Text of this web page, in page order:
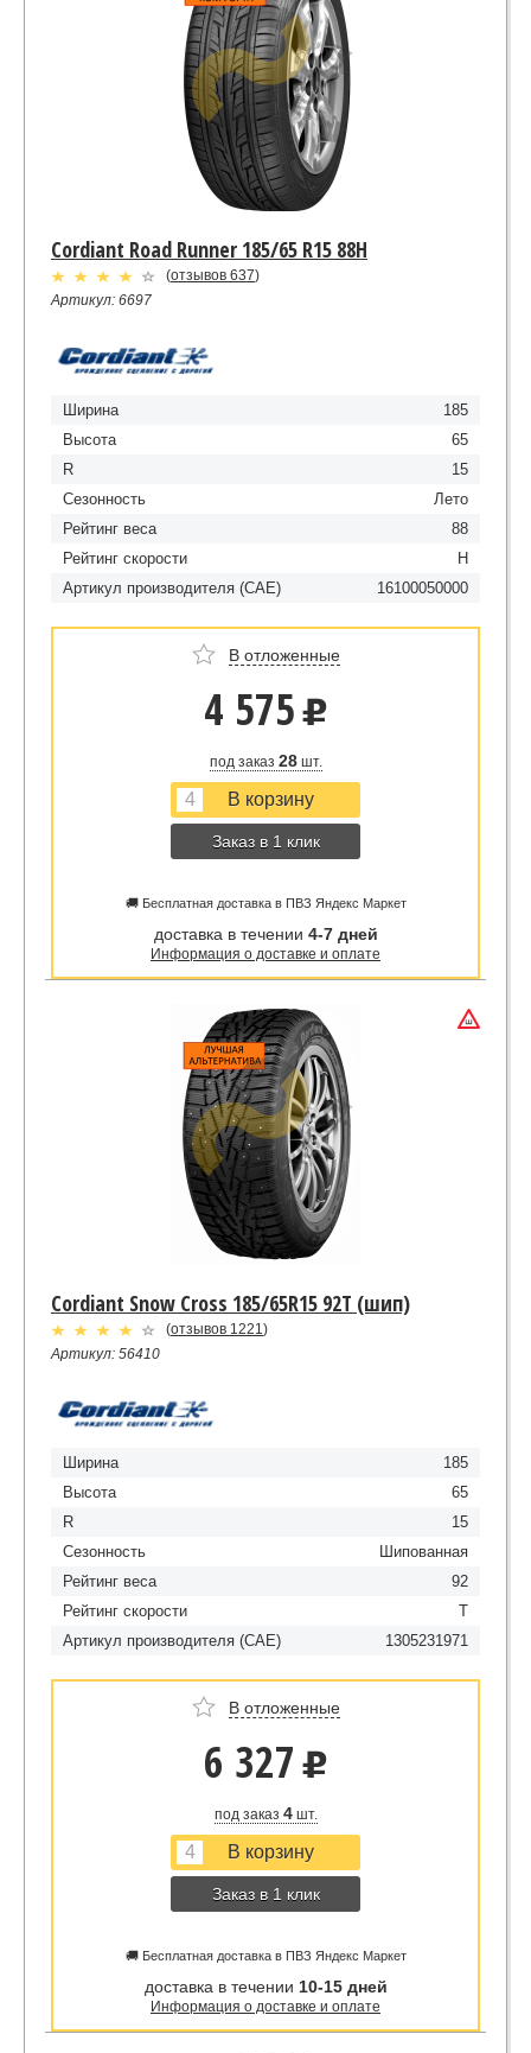
Cordiant Road Runner 185/65 R15 88H
(отзывов 637)
Артикул: 6697
Ширина
185
Высота
65
R
15
Сезонность
Лето
Рейтинг веса
88
Рейтинг скорости
H
Артикул производителя (CAE)
16100050000
В отложенные
4 575 u
под заказ 28шт.
Заказ в 1 клик
🚚 Бесплатная доставка в ПВЗ Яндекс Маркет
доставка в течении 4-7 дней
Информация о доставке и оплате
Cordiant Snow Cross 185/65R15 92T (шип)
(отзывов 1221 )
Артикул: 56410
Ширина
185
Высота
65
R
15
Сезонность
Шипованная
Рейтинг веса
92
Рейтинг скорости
T
Артикул производителя (CAE)
1305231971
В отложенные
6 327 u
под заказ 4шт.
Заказ в 1 клик
🚚 Бесплатная доставка в ПВЗ Яндекс Маркет
доставка в течении 10-15 дней
Информация о доставке и оплате